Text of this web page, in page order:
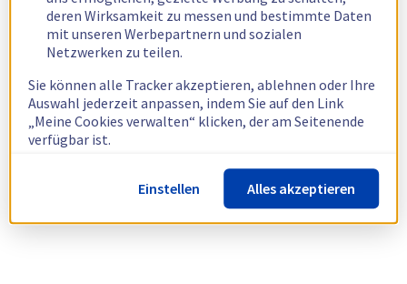
deren Wirksamkeit zu messen und bestimmte Daten
mit unseren Werbepartnern und sozialen
Netzwerken zu teilen.
Sie können alle Tracker akzeptieren, ablehnen oder Ihre
Auswahl jederzeit anpassen, indem Sie auf den Link
„Meine Cookies verwalten“ klicken, der am Seitenende
verfügbar ist.
Weitere Informationen finden Sie in unsererRichtlinie
zur Verwendung von Cookies.
Einstellen Alles akzeptieren